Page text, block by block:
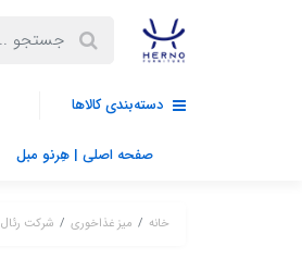
دسته‌بندی کالاها
صفحه اصلی | هِرنو مبل
خانه میز غذاخوری شرکت رئال